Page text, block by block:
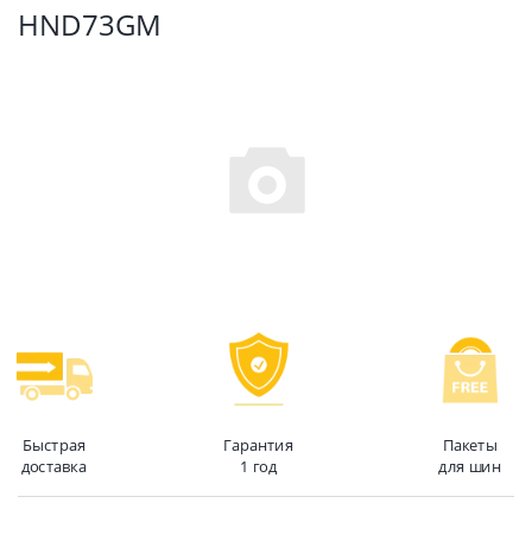
HND73GM
Быстрая
доставка
Гарантия
1 год
Пакеты
для шин